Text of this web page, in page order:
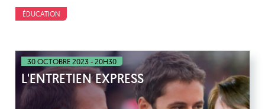
ÉDUCATION
30 OCTOBRE 2023 - 20H30
L'ENTRETIEN EXPRESS